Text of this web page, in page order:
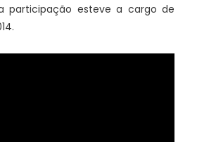
participação esteve a cargo de